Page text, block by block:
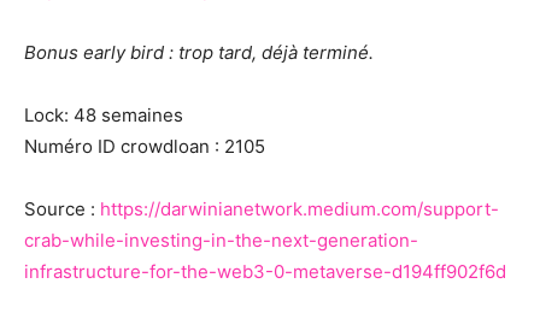
Bonus early bird : trop tard, déjà terminé.
Lock: 48 semaines
Numéro ID crowdloan : 2105
Source : https://darwinianetwork.medium.com/support-
crab-while-investing-in-the-next-generation-
infrastructure-for-the-web3-0-metaverse-d194ff902f6d